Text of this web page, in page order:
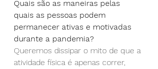
Quais são as maneiras pelas
quais as pessoas podem
permanecer ativas e motivadas
durante a pandemia?
Queremos dissipar o mito de que a
atividade física é apenas correr,